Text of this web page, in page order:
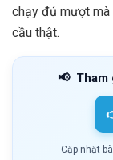
chạy đủ mượt mà
cầu thật.
📢 Tham
Cập nhật